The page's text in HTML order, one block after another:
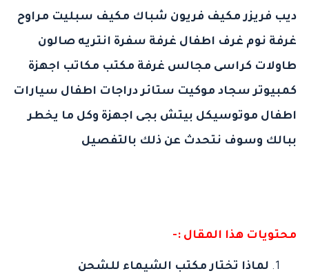
ديب فريزر مكيف فريون شباك مكيف سبليت مراوح
غرفة نوم غرف اطفال غرفة سفرة انتريه صالون
طاولات كراسى مجالس غرفة مكتب مكاتب اجهزة
كمبيوتر سجاد موكيت ستائر دراجات اطفال سيارات
اطفال موتوسيكل بيتش بجى اجهزة وكل ما يخطر
ببالك وسوف نتحدث عن ذلك بالتفصيل
محتويات هذا المقال :-
لماذا تختار مكتب الشيماء للشحن